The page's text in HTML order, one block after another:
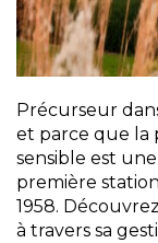
Précurseur
et parce que la
sensible est
première
1958.
à travers sa